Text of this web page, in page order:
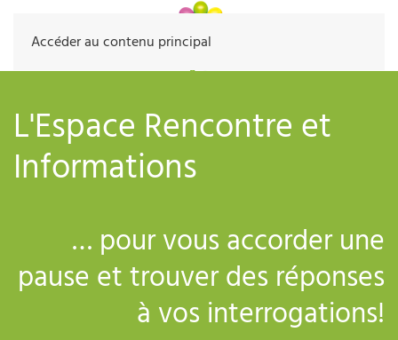
Accéder au contenu principal
L'Espace Rencontre et
Informations
… pour vous accorder une
pause et trouver des réponses
à vos interrogations!